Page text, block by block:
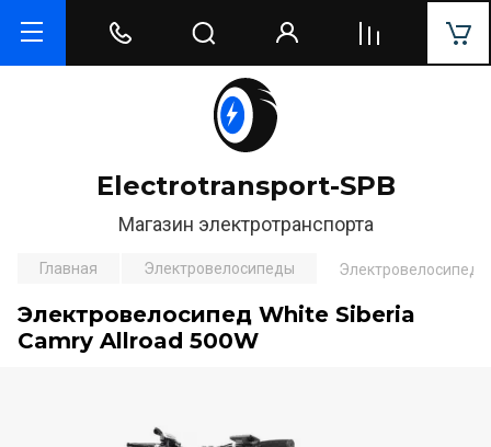
Electrotransport-SPB
Магазин электротранспорта
Главная Электровелосипеды Электровелосипед
Электровелосипед White Siberia
Camry Allroad 500W